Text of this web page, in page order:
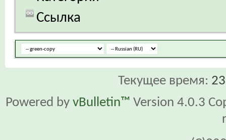
Ссылка
Текущее время:
Powered by vBulletin™ Version 4.0.3